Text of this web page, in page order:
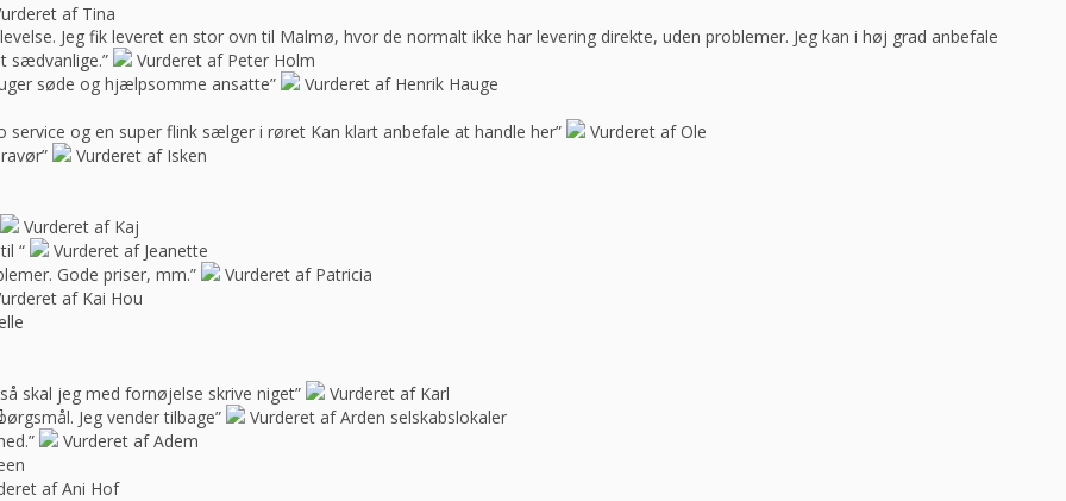
af Tina
Jeg fik leveret en stor ovn til Malmø, hvor de normalt ikke har levering direkte, uden problemer. Jeg kan i høj grad anbefale
sædvanlige.”
Vurderet af Peter Holm
søde og hjælpsomme ansatte”
Vurderet af Henrik Hauge
og en super flink sælger i røret Kan klart anbefale at handle her”
Vurderet af Ole
Vurderet af Isken
Vurderet af Kaj
“
Vurderet af Jeanette
Gode priser, mm.”
Vurderet af Patricia
af Kai Hou
skal jeg med fornøjelse skrive niget”
Vurderet af Karl
Jeg vender tilbage”
Vurderet af Arden selskabslokaler
Vurderet af Adem
af Ani Hof